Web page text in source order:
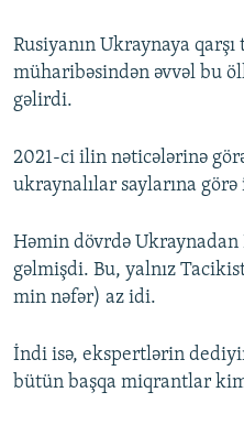
Rusiyanın Ukraynaya qarşı
müharibəsindən əvvəl bu
gəlirdi.
2021-ci ilin nəticələrinə
ukraynalılar saylarına
Həmin dövrdə Ukraynadan
gəlmişdi. Bu, yalnız
min nəfər) az idi.
İndi isə, ekspertlərin
bütün başqa miqrantlar